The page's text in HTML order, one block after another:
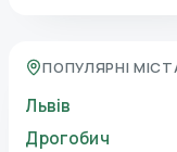
ПОПУЛЯРНІ
Львів
Дрогобич